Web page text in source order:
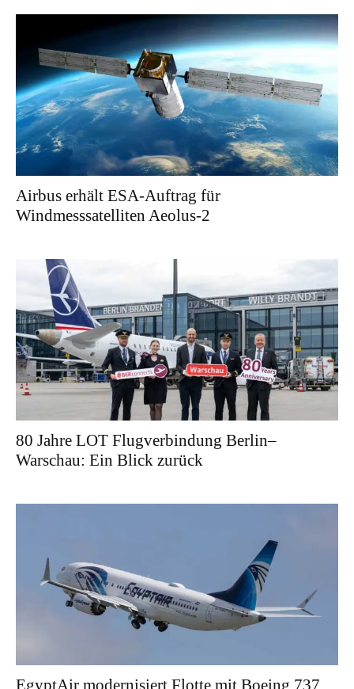
Airbus erhält ESA-Auftrag für
Windmesssatelliten Aeolus-2
80 Jahre LOT Flugverbindung Berlin–
Warschau: Ein Blick zurück
EgyptAir modernisiert Flotte mit Boeing 737